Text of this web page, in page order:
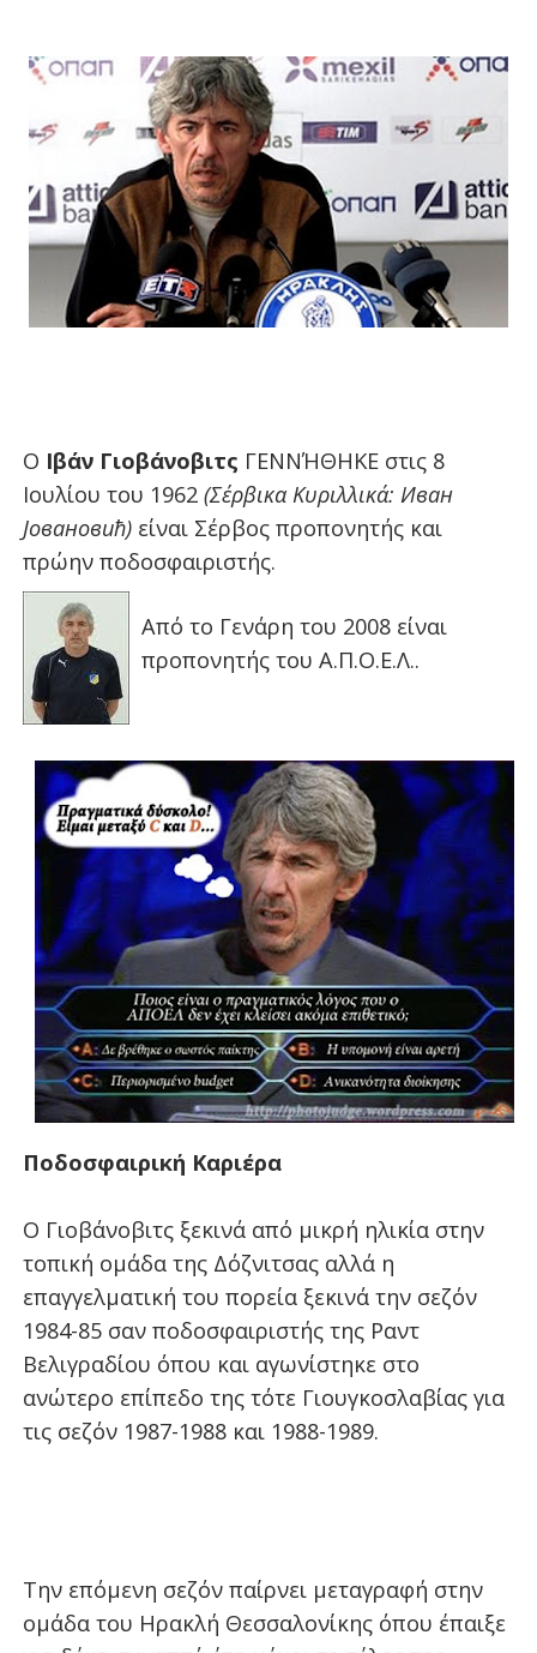
Ο Ιβάν Γιοβάνοβιτς ΓΕΝΝΉΘΗΚΕ στις 8
Ιουλίου του 1962 (Σέρβικα Κυριλλικά: Ивaн
Joвaнoвић)είναι Σέρβος προπονητής και
πρώην ποδοσφαιριστής.
Από το Γενάρη του 2008 είναι
προπονητής του Α.Π.Ο.Ε.Λ..
Ποδοσφαιρική Καριέρα
Ο Γιοβάνοβιτς ξεκινά από μικρή ηλικία στην
τοπική ομάδα της Δόζνιτσας αλλά η
επαγγελματική του πορεία ξεκινά την σεζόν
1984-85 σαν ποδοσφαιριστής της Ραντ
Βελιγραδίου όπου και αγωνίστηκε στο
ανώτερο επίπεδο της τότε Γιουγκοσλαβίας για
τις σεζόν 1987-1988 και 1988-1989.
Την επόμενη σεζόν παίρνει μεταγραφή στην
ομάδα του Ηρακλή Θεσσαλονίκης όπου έπαιξε